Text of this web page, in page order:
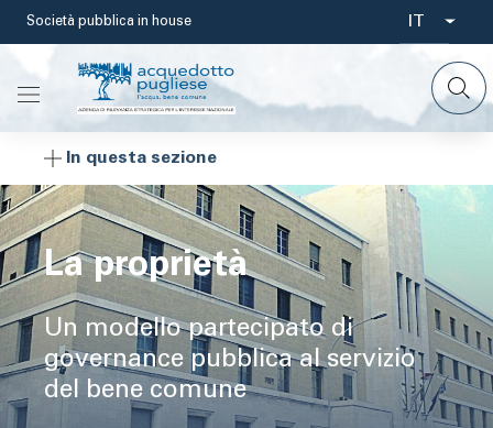
Salta
contenuto
principale
Società pubblica in house
Select
your
IT
In questa sezione
La proprietà
Un modello partecipato di
governance pubblica al servizio
del bene comune